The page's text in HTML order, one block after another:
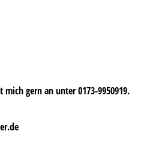
gern an unter 0173-9950919.